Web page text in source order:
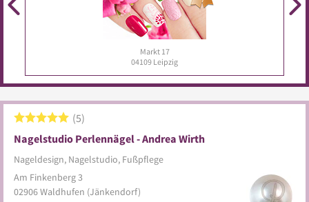
Körnerstr. 44
04107 Leipzig
Nagelstudio Perlennägel - Andrea Wirth
Nageldesign, Nagelstudio, Fußpflege
5
Am Finkenberg 3
02906Waldhufen (Jänkendorf)